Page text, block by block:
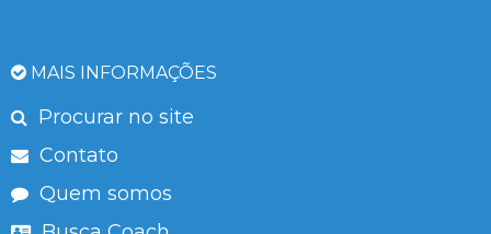
MAIS INFORMAÇÕES
Procurar no site
Contato
Quem somos